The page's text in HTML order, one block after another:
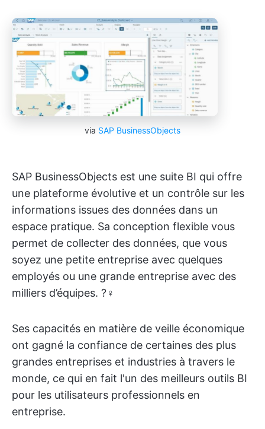
via SAP BusinessObjects
SAP BusinessObjects est une suite BI qui offre
une plateforme évolutive et un contrôle sur les
informations issues des données dans un
espace pratique. Sa conception flexible vous
permet de collecter des données, que vous
soyez une petite entreprise avec quelques
employés ou une grande entreprise avec des
milliers d’équipes. ?‍♀️
Ses capacités en matière de veille économique
ont gagné la confiance de certaines des plus
grandes entreprises et industries à travers le
monde, ce qui en fait l'un des meilleurs outils BI
pour les utilisateurs professionnels en
entreprise.